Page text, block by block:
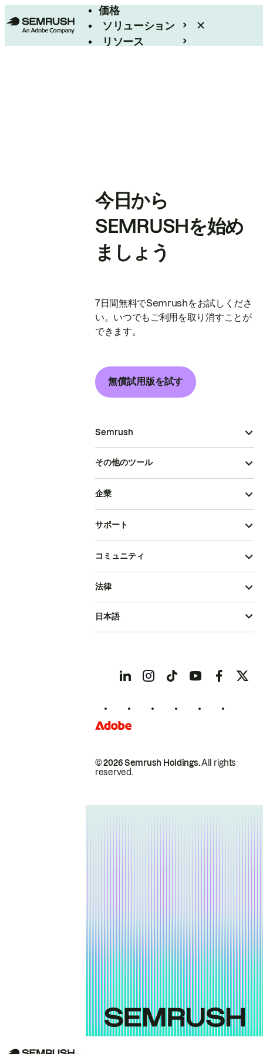
価格
ソリューション
リソース
今日から
SEMRUSHを始め
ましょう
7日間無料でSemrushをお試しくださ
い。いつでもご利用を取り消すことが
できます。
無償試用版を試す
Semrush
その他のツール
企業
サポート
コミュニティ
© 2026 Semrush Holdings.All rights
reserved.
法律
日本語